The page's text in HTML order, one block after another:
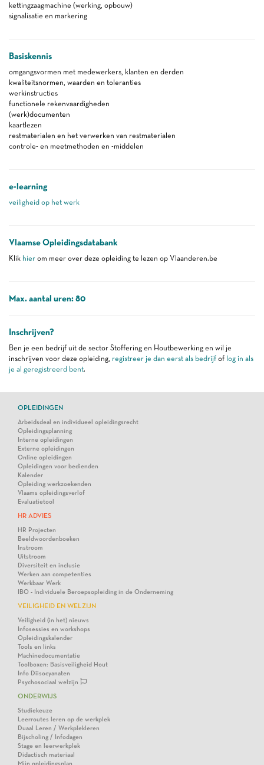
kettingzaagmachine (werking, opbouw)
signalisatie en markering
Basiskennis
omgangsvormen met medewerkers, klanten en derden
kwaliteitsnormen, waarden en toleranties
werkinstructies
functionele rekenvaardigheden
(werk)documenten
kaartlezen
restmaterialen en het verwerken van restmaterialen
controle- en meetmethoden en -middelen
e-learning
veiligheid op het werk
Vlaamse Opleidingsdatabank
Klik hier om meer over deze opleiding te lezen op Vlaanderen.be
Max. aantal uren: 80
Inschrijven?
Ben je een bedrijf uit de sector Stoffering en Houtbewerking en wil je
inschrijven voor deze opleiding, registreer je dan eerst als bedrijf of log in als
je al geregistreerd bent.
OPLEIDINGEN
Arbeidsdeal en individueel opleidingsrecht
Opleidingsplanning
Interne opleidingen
Externe opleidingen
Online opleidingen
Opleidingen voor bedienden
Kalender
Opleiding werkzoekenden
Vlaams opleidingsverlof
Evaluatietool
HR ADVIES
HR Projecten
Beeldwoordenboeken
Instroom
Uitstroom
Diversiteit en inclusie
Werken aan competenties
Werkbaar Werk
IBO - Individuele Beroepsopleiding in de Onderneming
VEILIGHEID EN WELZIJN
Veiligheid (in het) nieuws
Infosessies en workshops
Opleidingskalender
Tools en links
Machinedocumentatie
Toolboxen: Basisveiligheid Hout
Info Diisocyanaten
Psychosociaal welzijn
ONDERWIJS
Studiekeuze
Leerroutes leren op de werkplek
Duaal Leren / Werkplekleren
Bijscholing / Infodagen
Stage en leerwerkplek
Didactisch materiaal